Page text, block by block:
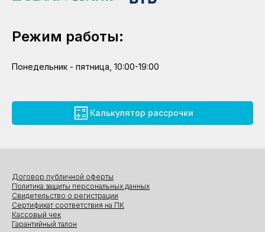
Режим работы:
Понедельник - пятница, 10:00-19:00
Калькулятор рассрочки
Договор публичной оферты
Политика защиты персональных данных
Свидетельство о регистрации
Сертификат соответствия на ПК
Кассовый чек
Гарантийный талон